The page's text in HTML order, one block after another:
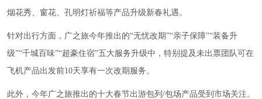
烟花秀、窗花、孔明灯祈福等产品升级新春礼遇。
针对出行方面，广之旅今年推出的“无忧改期”“亲子保障”“装备升
级”“千城百味”“超豪住宿”五大服务升级中，特别提及未出票团队可在
飞机产品出发前10天享有一次改期服务。
此外，今年广之旅推出的十大春节出游包列/包场产品受到市场关注。